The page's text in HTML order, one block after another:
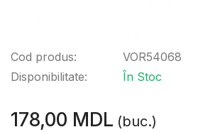
Cod produs:
Disponibilitate:
VOR54068
În Stoc
178,00 MDL (buc.)